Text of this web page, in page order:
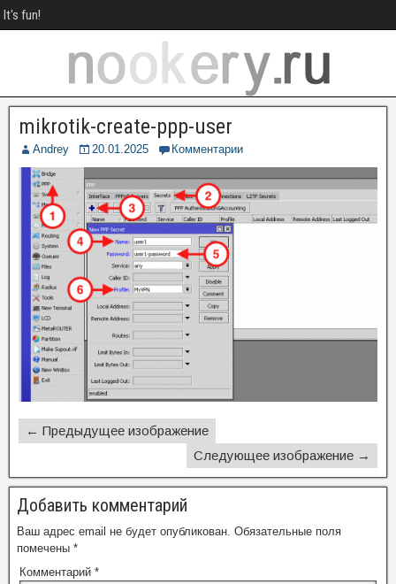
It's fun!
mikrotik-create-ppp-user
Andrey 20.01.2025 Комментарии
← Предыдущее изображение
Следующее изображение →
Добавить комментарий
Ваш адрес email не будет опубликован. Обязательные поля
помечены *
Комментарий *